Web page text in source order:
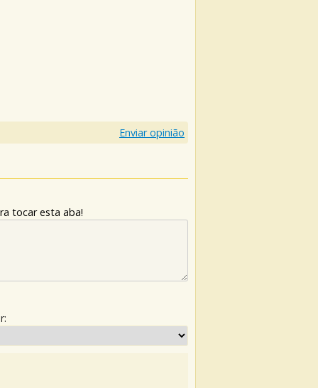
Enviar opinião
tocar esta aba!